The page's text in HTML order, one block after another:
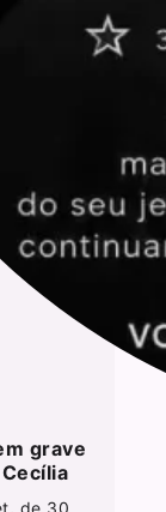
grave
de 30